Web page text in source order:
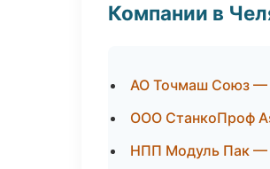
Компании в
АО Точмаш Союз —
ООО СтанкоПроф
НПП Модуль Пак —